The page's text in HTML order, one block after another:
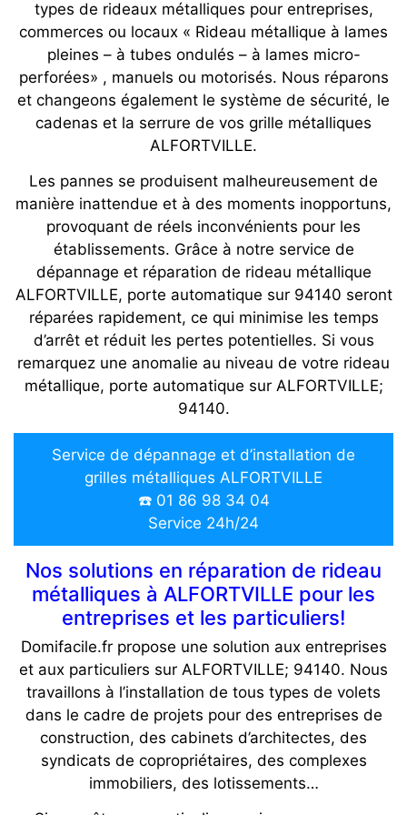
types de rideaux métalliques pour entreprises,
commerces ou locaux « Rideau métallique à lames
pleines – à tubes ondulés – à lames micro-
perforées» , manuels ou motorisés. Nous réparons
et changeons également le système de sécurité, le
cadenas et la serrure de vos grille métalliques
ALFORTVILLE.
Les pannes se produisent malheureusement de
manière inattendue et à des moments inopportuns,
provoquant de réels inconvénients pour les
établissements. Grâce à notre service de
dépannage et réparation de rideau métallique
ALFORTVILLE, porte automatique sur 94140 seront
réparées rapidement, ce qui minimise les temps
d’arrêt et réduit les pertes potentielles. Si vous
remarquez une anomalie au niveau de votre rideau
métallique, porte automatique sur ALFORTVILLE;
94140.
Service de dépannage et d’installation de
grilles métalliques ALFORTVILLE
☎️ 01 86 98 34 04
Service 24h/24
Nos solutions en réparation de rideau
métalliques à ALFORTVILLE pour les
entreprises et les particuliers!
Domifacile.fr propose une solution aux entreprises
et aux particuliers sur ALFORTVILLE; 94140. Nous
travaillons à l’installation de tous types de volets
dans le cadre de projets pour des entreprises de
construction, des cabinets d’architectes, des
syndicats de copropriétaires, des complexes
immobiliers, des lotissements…